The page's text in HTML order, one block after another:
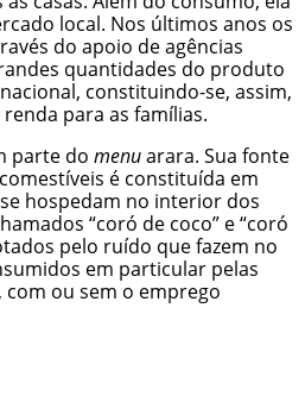
local. Nos últimos anos os
do apoio de agências
quantidades do produto
constituindo-se, assim,
para as famílias.
parte do menuarara. Sua fonte
é constituída em
hospedam no interior dos
“coró de coco” e “coró
pelo ruído que fazem no
em particular pelas
ou sem o emprego